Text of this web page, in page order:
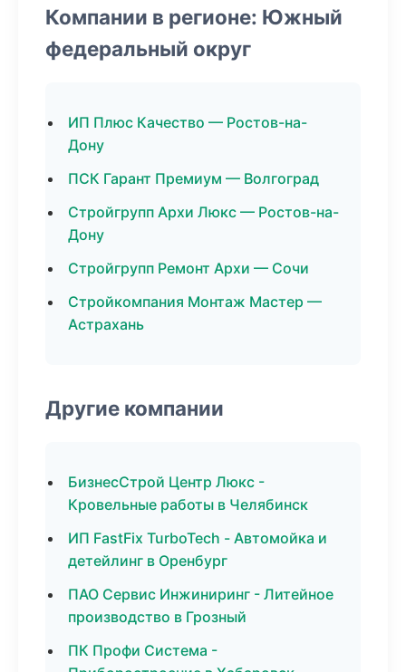
Компании в регионе: Южный
федеральный округ
ИП Плюс Качество — Ростов-на-
Дону
ПСК Гарант Премиум — Волгоград
Стройгрупп Архи Люкс — Ростов-на-
Дону
Стройгрупп Ремонт Архи — Сочи
Стройкомпания Монтаж Мастер —
Астрахань
Другие компании
БизнесСтрой Центр Люкс -
Кровельные работы в Челябинск
ИП FastFix TurboTech - Автомойка и
детейлинг в Оренбург
ПАО Сервис Инжиниринг - Литейное
производство в Грозный
ПК Профи Система -